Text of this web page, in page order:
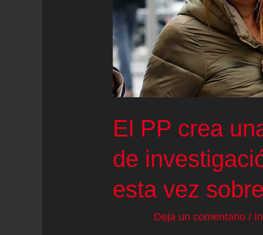
3.000
millones
anuales
en
del
nuevo
de
financiación
El PP crea
de
esta vez
Deja un comentario /